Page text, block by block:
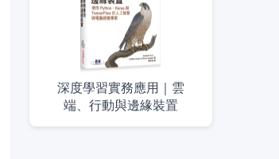
深度學習實務應用｜雲
端、行動與邊緣裝置